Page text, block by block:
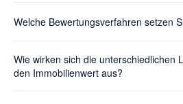
Das Honorar richtet sich nach dem
der Immobilie und dem Aufwand.
Einfamilienhaus oder eine Villa in
Welche Bewertungsverfahren setzen
normierten Verfahren: dem
Wie wirken sich die unterschiedlichen
den Immobilienwert aus?